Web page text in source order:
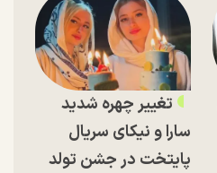
تغییر چهره شدید
سارا و نیکای سریال
پایتخت در جشن تولد